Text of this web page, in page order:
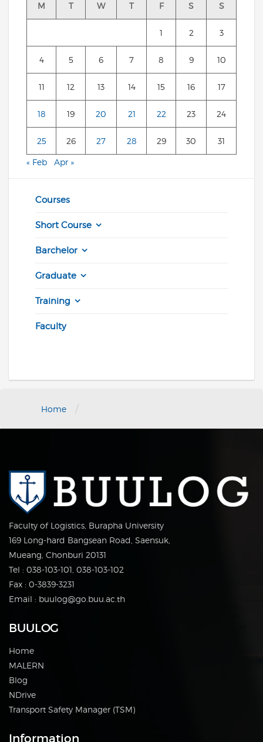
M T W T F S S
1 2 3
4 5 6 7 8 9 10
11 12 13 14 15 16 17
18 19 20 21 22 23 24
25 26 27 28 29 30 31
« Feb Apr »
Courses
Short Course
Barchelor
Graduate
Training
Faculty
Home /
Faculty of Logistics, Burapha University
169 Long-hard Bangsean Road, Saensuk,
Mueang, Chonburi 20131
Tel : 038-103-101, 038-103-102
Fax : 0-3839-3231
Email : buulog@go.buu.ac.th
BUULOG
Home
MALERN
Blog
NDrive
Transport Safety Manager (TSM)
Information